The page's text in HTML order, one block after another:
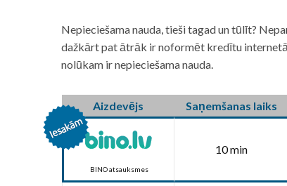
Nepieciešama nauda, tieši tagad un tūlīt?
dažkārt pat ātrāk ir noformēt kredītu
nolūkam ir nepieciešama nauda.
Aizdevējs Saņemšanas laiks
BINO atsauksmes
10 min